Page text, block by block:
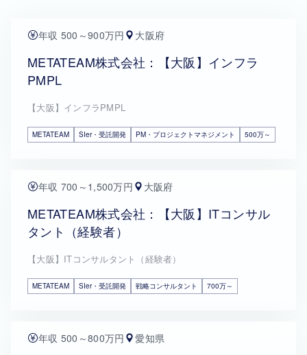
年収 500～900万円 大阪府
METATEAM株式会社：【大阪】インフラ
PMPL
【大阪】インフラPMPL
METATEAM SIer・受託開発 PM・プロジェクトマネジメント 500万～
年収 700～1,500万円 大阪府
METATEAM株式会社：【大阪】ITコンサル
タント（経験者）
【大阪】ITコンサルタント（経験者）
METATEAM SIer・受託開発 戦略コンサルタント 700万～
年収 500～800万円 愛知県